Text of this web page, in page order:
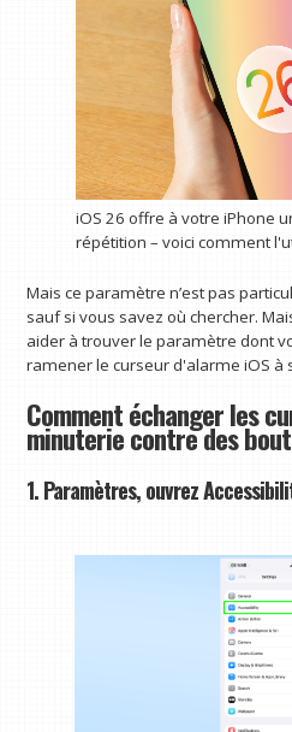
iOS 26 offre à votre iPhone
répétition – voici comment
Mais ce paramètre n’est pas
sauf si vous savez où chercher.
aider à trouver le paramètre dont
ramener le curseur d'alarme iOS à
Comment échanger les
minuterie contre des
1. Paramètres, ouvrez